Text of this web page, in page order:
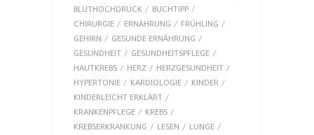
BLUTHOCHDRUCK
BUCHTIPP
CHIRURGIE
ERNÄHRUNG
FRÜHLING
GEHIRN
GESUNDE ERNÄHRUNG
GESUNDHEIT
GESUNDHEITSPFLEGE
HAUTKREBS
HERZ
HERZGESUNDHEIT
HYPERTONIE
KARDIOLOGIE
KINDER
KINDERLEICHT ERKLÄRT
KRANKENPFLEGE
KREBS
KREBSERKRANKUNG
LESEN
LUNGE